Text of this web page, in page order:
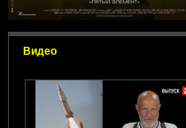
Видео